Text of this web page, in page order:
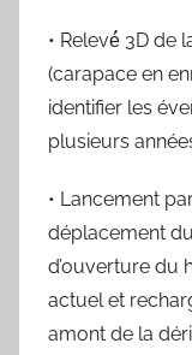
• Relevé́ 3D de
(carapace en
identifier les
plusieurs
• Lancement
déplacement du
d’ouverture du
actuel et
amont de la